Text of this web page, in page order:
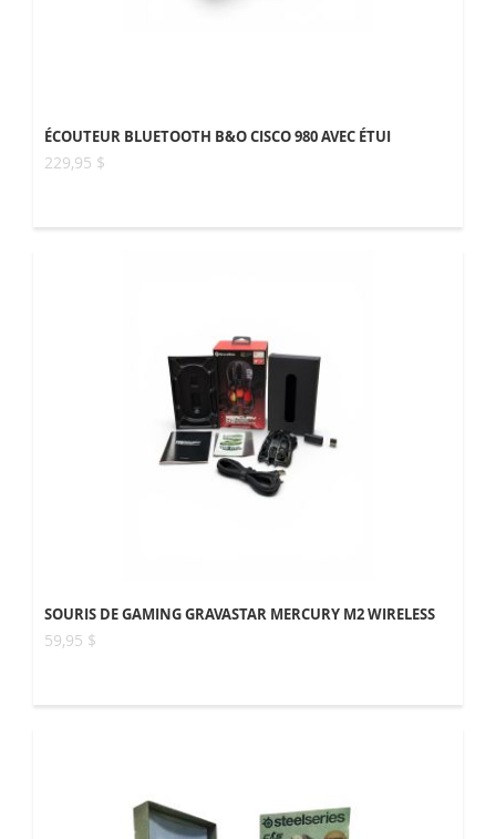
ÉCOUTEUR BLUETOOTH B&O CISCO 980 AVEC ÉTUI
229,95 $
SOURIS DE GAMING GRAVASTAR MERCURY M2 WIRELESS
59,95 $